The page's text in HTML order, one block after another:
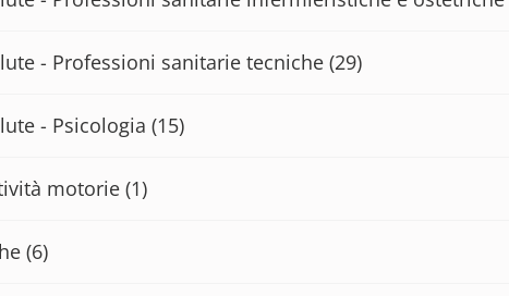
- Professioni sanitarie tecniche (29)
- Psicologia (15)
motorie (1)
(6)